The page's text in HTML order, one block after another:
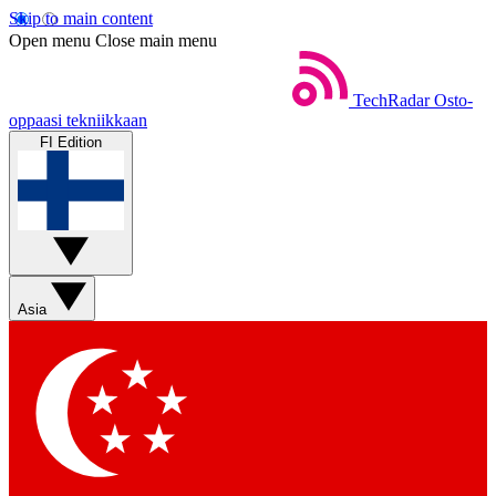
Skip to main content
Open menu Close main menu
TechRadar Osto-
oppaasi tekniikkaan
FI Edition
Asia